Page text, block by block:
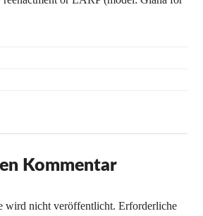
Kommentar
wird nicht veröffentlicht. Erforderliche